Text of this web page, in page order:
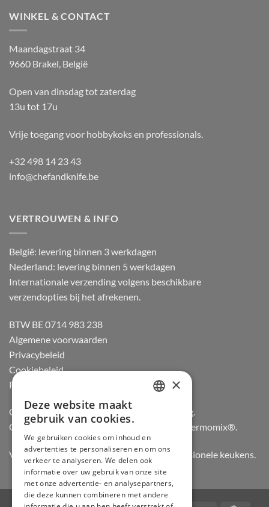
WINKEL & CONTACT
Maandagstraat 34
9660 Brakel, België
Open van dinsdag tot zaterdag
13u tot 17u
Vrije toegang voor hobbykoks en professionals.
+32 498 14 23 43
info@chefandknife.be
VERTROUWEN & INFO
België: levering binnen 3 werkdagen
Nederland: levering binnen 5 werkdagen
Internationale verzending volgens beschikbare
verzendopties bij het afrekenen.
BTW BE 0714 983 238
Algemene voorwaarden
Privacybeleid
Cookiebeleid
Retourneren
Officiële dealer van Gozney en Big Green Egg.
Officiële advisor en verdeler van Vorwerk Thermomix®.
Vertrouwd door hobbykoks, chefs en professionele keukens.
GERMAN
ENGLISH
×
Deze website maakt
gebruik van cookies.
We gebruiken cookies om inhoud en
advertenties te personaliseren en om ons
verkeer te analyseren. We delen ook
informatie over uw gebruik van onze site
met onze advertentie- en analysepartners,
die deze kunnen combineren met andere